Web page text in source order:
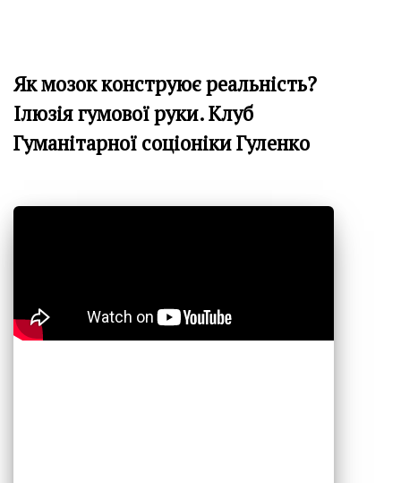
Як мозок конструює реальність?
Ілюзія гумової руки. Клуб
Гуманітарної соціоніки Гуленко